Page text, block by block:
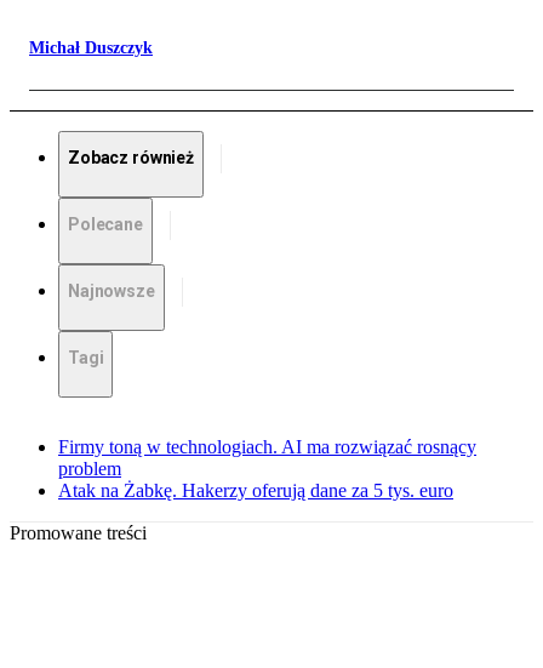
Michał Duszczyk
Zobacz również
Polecane
Najnowsze
Tagi
Firmy toną w technologiach. AI ma rozwiązać rosnący
problem
Atak na Żabkę. Hakerzy oferują dane za 5 tys. euro
Promowane treści